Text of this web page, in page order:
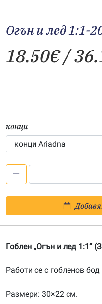
Огън и лед 1:1-
18.50€/
конци
и
лед
201900064
Гоблен „Огън и лед 1:1“
Работи се с гобленов бод
Размери: 30×22 см.